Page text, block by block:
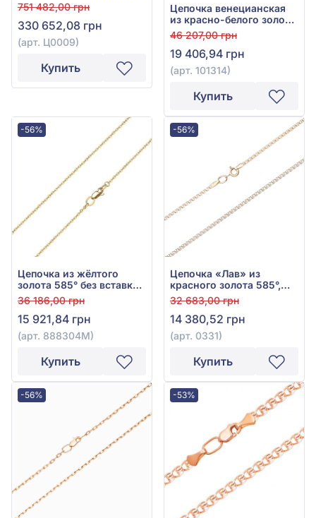
751 482,00 грн
330 652,08 грн
(арт. Ц0009)
Купить
Цепочка венецианская
из красно-белого золота
585°, без вставки, арт.
101314
46 207,00 грн
19 406,94 грн
(арт. 101314)
Купить
-56%
Цепочка из жёлтого
золота 585° без вставки,
арт. 888304М
36 186,00 грн
15 921,84 грн
(арт. 888304М)
Купить
-56%
Цепочка «Лав» из
красного золота 585°,
без вставки, арт. 0331
32 683,00 грн
14 380,52 грн
(арт. 0331)
Купить
-56% -53%